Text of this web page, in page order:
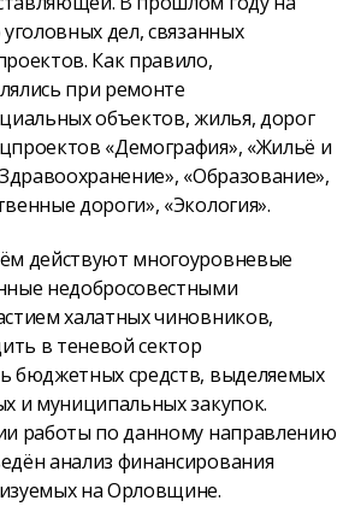
дел, связанных
Как правило,
при ремонте
объектов, жилья, дорог
«Демография», «Жильё и
«Образование»,
дороги», «Экология».
действуют многоуровневые
недобросовестными
халатных чиновников,
в теневой сектор
бюджетных средств, выделяемых
и муниципальных закупок.
работы по данному направлению
анализ финансирования
на Орловщине.